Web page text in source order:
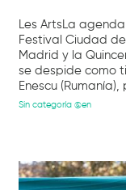
Les ArtsLa
Festival Ciudad
Madrid y la
se despide como
Enescu (Rumanía),
Sin categoría @en